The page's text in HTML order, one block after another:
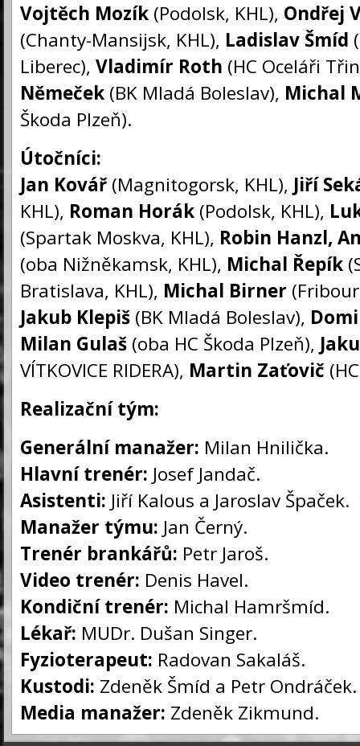
Vojtěch Mozík (Podolsk, KHL), Ondřej
(Chanty-Mansijsk, KHL), Ladislav Šmíd
Liberec), Vladimír Roth (HC Oceláři
Němeček (BK Mladá Boleslav), Michal
Škoda Plzeň).
Útočníci:
Jan Kovář(Magnitogorsk, KHL), Jiří
KHL), Roman Horák (Podolsk, KHL),
(Spartak Moskva, KHL), Robin Hanzl,
(oba Nižněkamsk, KHL), Michal Řepík
Bratislava, KHL), Michal Birner
Jakub Klepiš (BK Mladá Boleslav),
Milan Gulaš (oba HC Škoda Plzeň),
VÍTKOVICE RIDERA), Martin Zaťovič
Realizační tým:
Generální manažer: Milan Hnilička.
Hlavní trenér: Josef Jandač.
Asistenti: Jiří Kalous a Jaroslav Špaček.
Manažer týmu: Jan Černý.
Trenér brankářů: Petr Jaroš.
Video trenér: Denis Havel.
Kondiční trenér: Michal Hamršmíd.
Lékař: MUDr. Dušan Singer.
Fyzioterapeut: Radovan Sakaláš.
Kustodi: Zdeněk Šmíd a Petr Ondráček.
Media manažer: Zdeněk Zikmund.